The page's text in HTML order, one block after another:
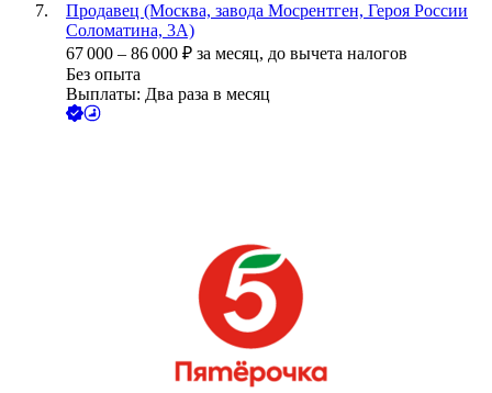
Продавец (Москва, завода Мосрентген, Героя России
Соломатина, 3А)
67 000 – 86 000 ₽ за месяц, до вычета налогов
Без опыта
Выплаты: Два раза в месяц